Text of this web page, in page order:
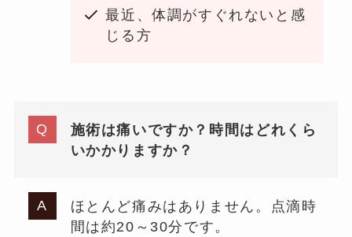
最近、体調がすぐれないと感
じる方
施術は痛いですか？時間はどれくら
いかかりますか？
ほとんど痛みはありません。点滴時
間は約20～30分です。